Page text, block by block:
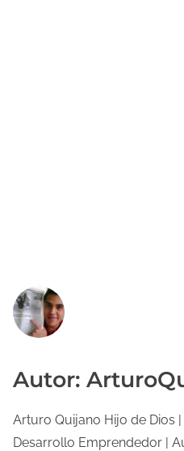
Autor:
Arturo Quijano Hijo de Dios
Desarrollo Emprendedor |